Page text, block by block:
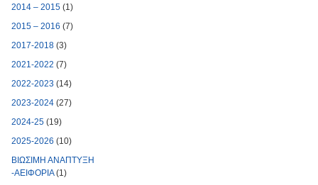
2014 – 2015 (1)
2015 – 2016 (7)
2017-2018 (3)
2021-2022 (7)
2022-2023 (14)
2023-2024 (27)
2024-25 (19)
2025-2026 (10)
ΒΙΩΣΙΜΗ ΑΝΑΠΤΥΞΗ
-ΑΕΙΦΟΡΙΑ(1)